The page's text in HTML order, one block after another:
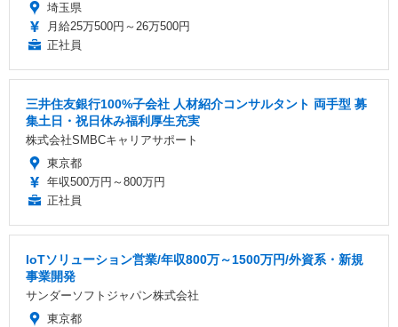
埼玉県
月給25万500円～26万500円
正社員
三井住友銀行100%子会社 人材紹介コンサルタント 両手型 募
集土日・祝日休み福利厚生充実
株式会社SMBCキャリアサポート
東京都
年収500万円～800万円
正社員
IoTソリューション営業/年収800万～1500万円/外資系・新規
事業開発
サンダーソフトジャパン株式会社
東京都